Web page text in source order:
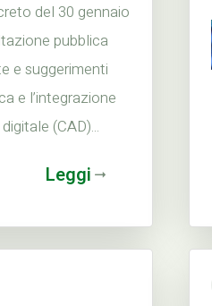
del 30 gennaio
pubblica
e suggerimenti
e l’integrazione
(CAD)...
Leggi